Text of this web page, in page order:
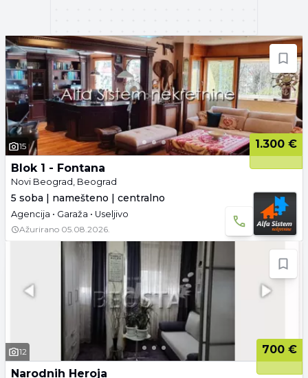
15
1.300 €
Blok 1 - Fontana
Novi Beograd, Beograd
5 soba | namešteno | centralno
Agencija • Garaža • Useljivo
Ažurirano 05.08.2026.
12
700 €
Narodnih Heroja